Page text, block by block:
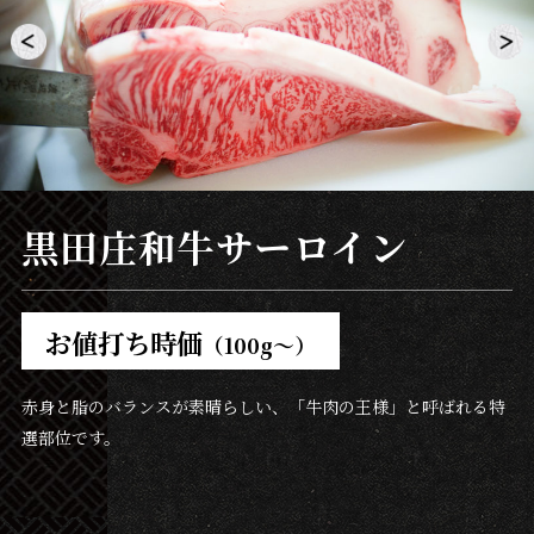
黒田庄和牛サーロイン
お値打ち時価（100g～）
赤身と脂のバランスが素晴らしい、「牛肉の王様」と呼ばれる特
選部位です。
黒田庄和牛上カルビ
2,079円
ハーフ1,199円
口の中でとろける様な旨味と風味が堪らない定番のカルビです。
黒田庄和牛三角カルビ
1,529円
上カルビに匹敵する肉質と旨味の“三角カルビ”は、数ある部位の
中でも特に人気を集めています。
黒田庄和牛とろしゃぶ
1,529円
しゃぶしゃぶの様に薄切りに仕上げた一品です。歯がいらない程
のやわらかさと口溶けが人気の秘密。
黒田庄和牛カイノミ
1,969円
赤身のやわらかさと脂の旨味を兼ね備えた高級部位です。ほどけ
る様な食感を満喫できます。
黒田庄和牛ゲタカルビ
1,419円
肋骨と肋骨の間にあるお肉で、“中落ちカルビ”とも呼ばれる部
位。濃厚でこってりとした味わいが特徴です。
黒田庄和牛ヒバラ
1,419円
乳房部の内側にある平べったい部位で、 筋肉が発達しているので
しっかりとした食感を楽しめます。
黒田庄和牛カルビ
1,309円
カルビの中でも様々な部位を組み合わせた一皿です。その味わい
の違いをどうぞ比べてみてください。
黒田庄和牛上バラ
1,089円
旨味満載のアバラ肉は、適度なサシの甘味とやわらかな赤身が絶
妙に溶け合います。
黒田庄和牛つぼ漬け
カルビ（甘・旨辛）
各1,089円
おろし玉ねぎたっぷりのタレに溶け込んだ旨味満載のカル
ビ。“甘”と“旨辛”の2種類があるので、お好みでお選びくださ
い。
黒田庄和牛
フランクカルビ
1,969円
赤身の厚切りカルビです。
食べごたえがあるのにあっさりした口
当たりは、焼肉好きには堪らない一品。